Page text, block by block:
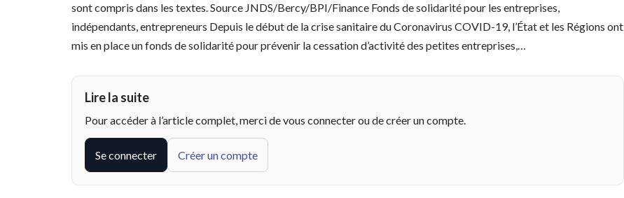
sont compris dans les textes. Source JNDS/Bercy/BPI/Finance Fonds de solidarité pour les entreprises,
indépendants, entrepreneurs Depuis le début de la crise sanitaire du Coronavirus COVID-19, l’État et les Régions ont
mis en place un fonds de solidarité pour prévenir la cessation d’activité des petites entreprises,…
Lire la suite
Pour accéder à l’article complet, merci de vous connecter ou de créer un compte.
Se connecter Créer un compte